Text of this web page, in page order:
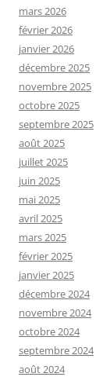
mars 2026
février 2026
janvier 2026
décembre 2025
novembre 2025
octobre 2025
septembre 2025
août 2025
juillet 2025
juin 2025
mai 2025
avril 2025
mars 2025
février 2025
janvier 2025
décembre 2024
novembre 2024
octobre 2024
septembre 2024
août 2024